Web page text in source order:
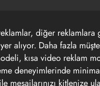
diğer reklamlara
alıyor. Daha fazla
kısa video reklam
deneyimlerinde
mesajlarınızı kitlenize